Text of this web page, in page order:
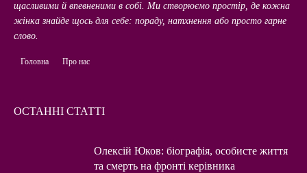
щасливими й впевненими в собі. Ми створюємо простір, де кожна
жінка знайде щось для себе: пораду, натхнення або просто гарне
слово.
Головна Про нас
ОСТАННІ СТАТТІ
Олексій Юков: біографія, особисте життя
та смерть на фронті керівника